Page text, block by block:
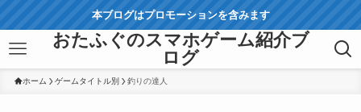
本ブログはプロモーションを含みます
おたふぐのスマホゲーム紹介ブ
ログ
ホーム ゲームタイトル別 釣りの達人